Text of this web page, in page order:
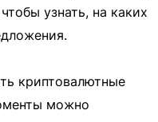
узнать, на каких
криптовалютные
можно